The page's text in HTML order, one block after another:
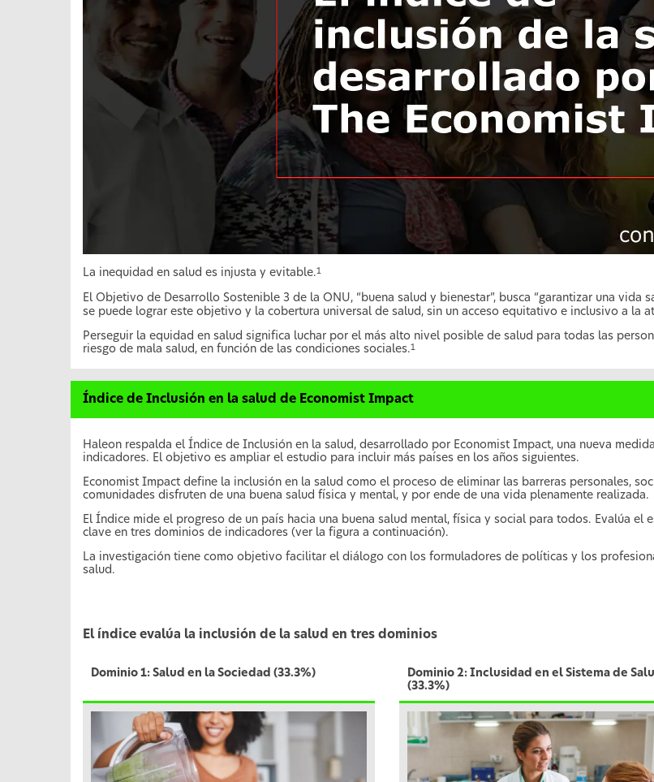
La inequidad en salud es injusta y evitable.1
El Objetivo de Desarrollo Sostenible 3 de la ONU, “buena salud y bienestar”, busca “garantizar una vida
se puede lograr este objetivo y la cobertura universal de salud, sin un acceso equitativo e inclusivo a la
Perseguir la equidad en salud significa luchar por el más alto nivel posible de salud para todas las
riesgo de mala salud, en función de las condiciones sociales.1
Índice de Inclusión en la salud de Economist Impact
Haleon respalda el Índice de Inclusión en la salud, desarrollado por Economist Impact, una nueva
indicadores. El objetivo es ampliar el estudio para incluir más países en los años siguientes.
Economist Impact define la inclusión en la salud como el proceso de eliminar las barreras personales,
comunidades disfruten de una buena salud física y mental, y por ende de una vida plenamente realizada.
El Índice mide el progreso de un país hacia una buena salud mental, física y social para todos. Evalúa
clave en tres dominios de indicadores (ver la figura a continuación).
La investigación tiene como objetivo facilitar el diálogo con los formuladores de políticas y los
salud.
El índice evalúa la inclusión de la salud en tres dominios
Dominio 1: Salud en la Sociedad (33.3%)
Dominio 2: Inclusidad en el Sistema de
(33.3%)